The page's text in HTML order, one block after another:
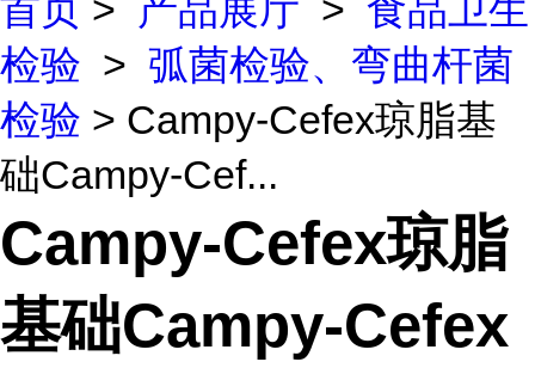
首页 > 产品展厅 > 食品卫生
检验 > 弧菌检验、弯曲杆菌
检验 > Campy-Cefex琼脂基
础Campy-Cef...
Campy-Cefex琼脂
基础Campy-Cefex